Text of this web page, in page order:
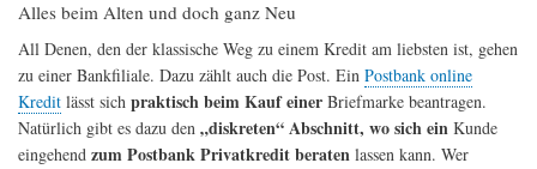
Alles beim Alten und doch ganz Neu
All Denen, den der klassische Weg zu einem Kredit am liebsten ist, gehen
zu einer Bankfiliale. Dazu zählt auch die Post. Ein Postbank online
Kredit lässt sich praktisch beim Kauf einer Briefmarke beantragen.
Natürlich gibt es dazu den „diskreten“ Abschnitt, wo sich ein Kunde
eingehend zum Postbank Privatkredit beraten lassen kann. Wer